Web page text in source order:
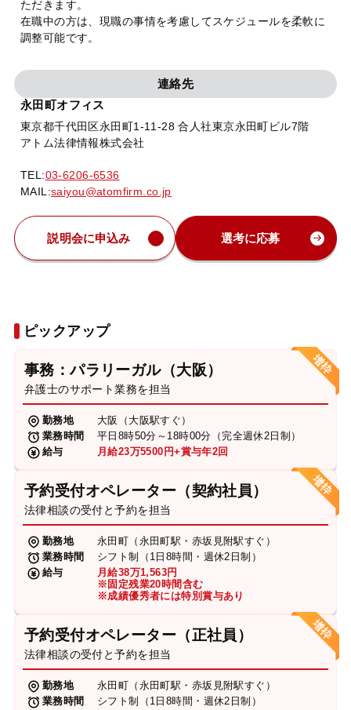
ただきます。
在職中の方は、現職の事情を考慮してスケジュールを柔軟に
調整可能です。
連絡先
永田町オフィス
東京都千代田区永田町1-11-28 合人社東京永田町ビル7階
アトム法律情報株式会社
TEL:03-6206-6536
MAIL:saiyou@atomfirm.co.jp
説明会に申込み 選考に応募
ピックアップ
事務：パラリーガル（大阪）
弁護士のサポート業務を担当
勤務地
大阪（大阪駅すぐ）
業務時間
平日8時50分～18時00分（完全週休2日制）
給与
月給23万5500円+賞与年2回
予約受付オペレーター（契約社員）
法律相談の受付と予約を担当
勤務地
永田町（永田町駅・赤坂見附駅すぐ）
業務時間
シフト制（1日8時間・週休2日制）
給与
月給38万1,563円
※固定残業20時間含む
※成績優秀者には特別賞与あり
予約受付オペレーター（正社員）
法律相談の受付と予約を担当
勤務地
永田町（永田町駅・赤坂見附駅すぐ）
業務時間
シフト制（1日8時間・週休2日制）